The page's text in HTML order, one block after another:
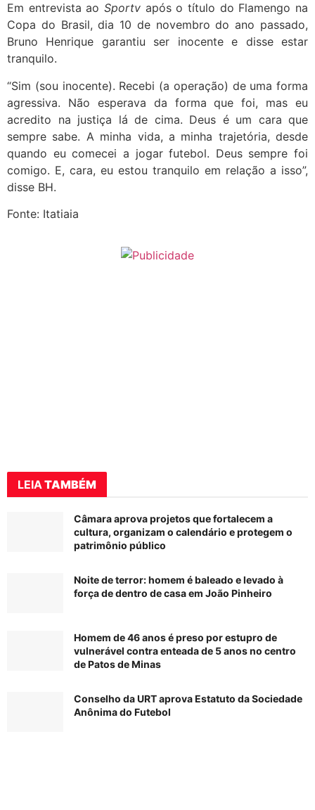
Em entrevista ao Sportv após o título do Flamengo na
Copa do Brasil, dia 10 de novembro do ano passado,
Bruno Henrique garantiu ser inocente e disse estar
tranquilo.
“Sim (sou inocente). Recebi (a operação) de uma forma
agressiva. Não esperava da forma que foi, mas eu
acredito na justiça lá de cima. Deus é um cara que
sempre sabe. A minha vida, a minha trajetória, desde
quando eu comecei a jogar futebol. Deus sempre foi
comigo. E, cara, eu estou tranquilo em relação a isso”,
disse BH.
Fonte: Itatiaia
LEIA TAMBÉM
Câmara aprova projetos que fortalecem a
cultura, organizam o calendário e protegem o
patrimônio público
Noite de terror: homem é baleado e levado à
força de dentro de casa em João Pinheiro
Homem de 46 anos é preso por estupro de
vulnerável contra enteada de 5 anos no centro
de Patos de Minas
Conselho da URT aprova Estatuto da Sociedade
Anônima do Futebol